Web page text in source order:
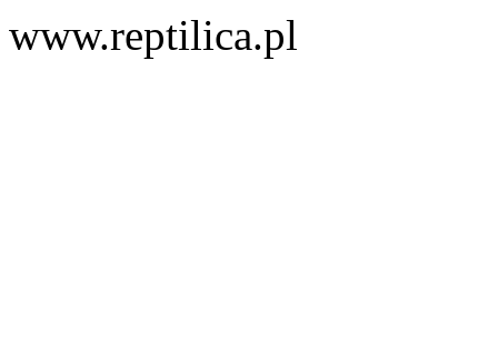
www.reptilica.pl